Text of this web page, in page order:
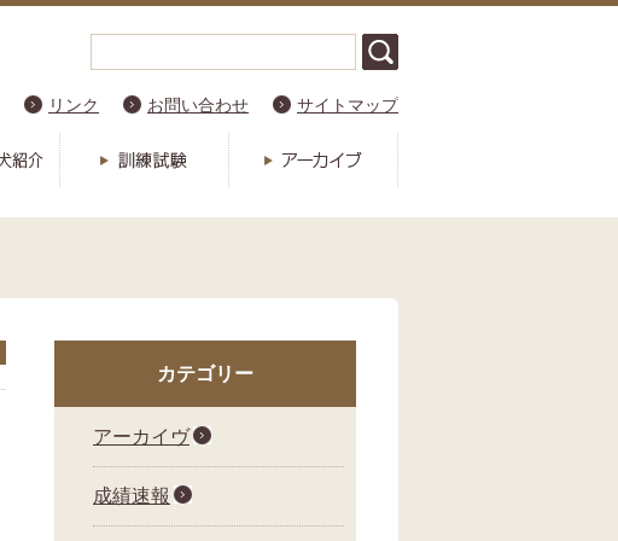
リンク お問い合わせ サイトマップ
カテゴリー
アーカイヴ
成績速報